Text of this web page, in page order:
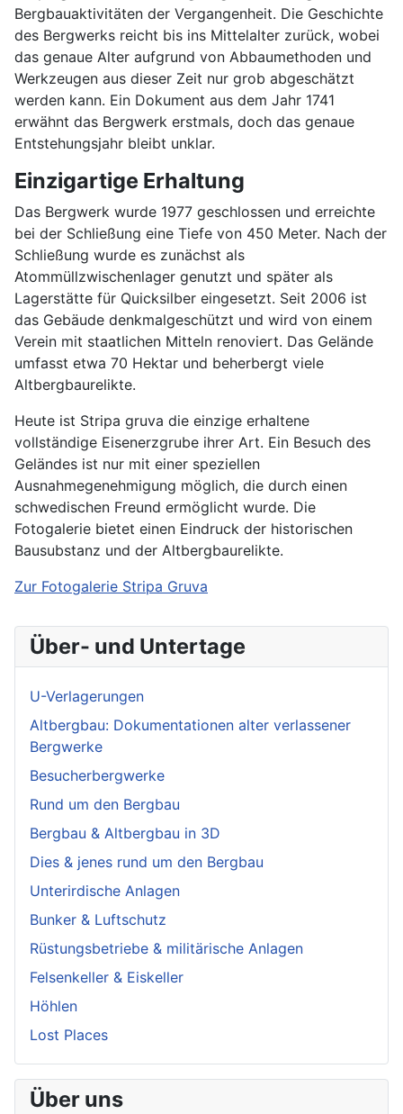
denkmalgeschützt
Bergbauaktivitäten der Vergangenheit. Die Geschichte
des Bergwerks reicht bis ins Mittelalter zurück, wobei
das genaue Alter aufgrund von Abbaumethoden und
Werkzeugen aus dieser Zeit nur grob abgeschätzt
werden kann. Ein Dokument aus dem Jahr 1741
erwähnt das Bergwerk erstmals, doch das genaue
Entstehungsjahr bleibt unklar.
Einzigartige Erhaltung
Das Bergwerk wurde 1977 geschlossen und erreichte
bei der Schließung eine Tiefe von 450 Meter. Nach der
Schließung wurde es zunächst als
Atommüllzwischenlager genutzt und später als
Lagerstätte für Quicksilber eingesetzt. Seit 2006 ist
das Gebäude denkmalgeschützt und wird von einem
Verein mit staatlichen Mitteln renoviert. Das Gelände
umfasst etwa 70 Hektar und beherbergt viele
Altbergbaurelikte.
Heute ist Stripa gruva die einzige erhaltene
vollständige Eisenerzgrube ihrer Art. Ein Besuch des
Geländes ist nur mit einer speziellen
Ausnahmegenehmigung möglich, die durch einen
schwedischen Freund ermöglicht wurde. Die
Fotogalerie bietet einen Eindruck der historischen
Bausubstanz und der Altbergbaurelikte.
Zur Fotogalerie Stripa Gruva
Über- und Untertage
U-Verlagerungen
Altbergbau: Dokumentationen alter verlassener
Bergwerke
Besucherbergwerke
Rund um den Bergbau
Bergbau & Altbergbau in 3D
Dies & jenes rund um den Bergbau
Unterirdische Anlagen
Bunker & Luftschutz
Rüstungsbetriebe & militärische Anlagen
Felsenkeller & Eiskeller
Höhlen
Lost Places
Über uns